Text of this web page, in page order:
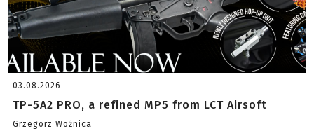
03.08.2026
TP-5A2 PRO, a refined MP5 from LCT Airsoft
Grzegorz Woźnica